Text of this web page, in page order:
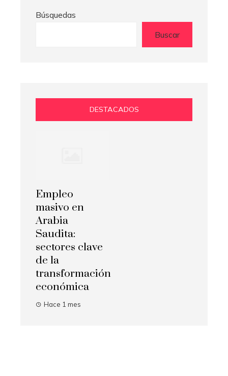
Búsquedas
Buscar
DESTACADOS
Empleo
masivo en
Arabia
Saudita:
sectores clave
de la
transformación
económica
Hace 1 mes